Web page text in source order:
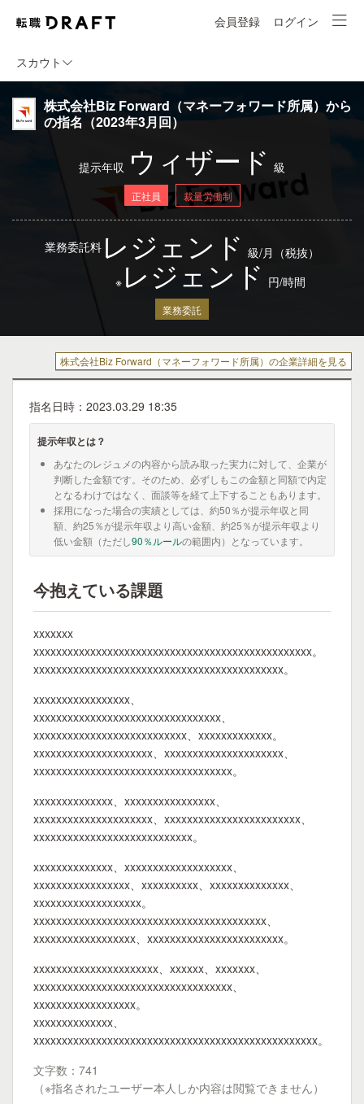
会員登録 ログイン
スカウト
株式会社Biz Forward（マネーフォワード所属）から
の指名（2023年3月回）
提示年収 ウィザード 級
正社員 裁量労働制
業務委託料 レジェンド 級/月（税抜）
※ レジェンド 円/時間
業務委託
株式会社Biz Forward（マネーフォワード所属）の企業詳細を見る
指名日時：2023.03.29 18:35
提示年収とは？
あなたのレジュメの内容から読み取った実力に対して、企業が
判断した金額です。そのため、必ずしもこの金額と同額で内定
となるわけではなく、面談等を経て上下することもあります。
採用になった場合の実績としては、約50％が提示年収と同
額、約25％が提示年収より高い金額、約25％が提示年収より
低い金額（ただし90％ルールの範囲内）となっています。
今抱えている課題
xxxxxxx
xxxxxxxxxxxxxxxxxxxxxxxxxxxxxxxxxxxxxxxxxxxxxxxxx。
xxxxxxxxxxxxxxxxxxxxxxxxxxxxxxxxxxxxxxxxxxxx。
xxxxxxxxxxxxxxxxx、
xxxxxxxxxxxxxxxxxxxxxxxxxxxxxxxxx、
xxxxxxxxxxxxxxxxxxxxxxxxxxx、xxxxxxxxxxxxx。
xxxxxxxxxxxxxxxxxxxxx、xxxxxxxxxxxxxxxxxxxxx、
xxxxxxxxxxxxxxxxxxxxxxxxxxxxxxxxxxx。
xxxxxxxxxxxxxx、xxxxxxxxxxxxxxxx、
xxxxxxxxxxxxxxxxxxxxx、xxxxxxxxxxxxxxxxxxxxxxxx、
xxxxxxxxxxxxxxxxxxxxxxxxxxxx。
xxxxxxxxxxxxxx、xxxxxxxxxxxxxxxxxxx、
xxxxxxxxxxxxxxxxx、xxxxxxxxxx、xxxxxxxxxxxxxx、
xxxxxxxxxxxxxxxxxxx。
xxxxxxxxxxxxxxxxxxxxxxxxxxxxxxxxxxxxxxxxx、
xxxxxxxxxxxxxxxxxx、xxxxxxxxxxxxxxxxxxxxxxxx。
xxxxxxxxxxxxxxxxxxxxxx、xxxxxx、xxxxxxx、
xxxxxxxxxxxxxxxxxxxxxxxxxxxxxxxxxxx、
xxxxxxxxxxxxxxxxxx。
xxxxxxxxxxxxxx、
xxxxxxxxxxxxxxxxxxxxxxxxxxxxxxxxxxxxxxxxxxxxxxxxxx。
文字数：741
（※指名されたユーザー本人しか内容は閲覧できません）